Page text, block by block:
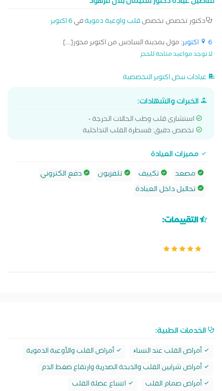
دكتور تخصص تخصصقلب واوعية دمويةفي6 اكتوبر
6 اكتوبر
: مول بمدينة السادس من اكتوبر محور[...]
لا توجد مواعيد متاحة للحجز
عيادات نبض اكتوبر التخصصية
الخبرات والشهادات:
استشارى قلب وطب الحالات الحرجة -
تخصص دقيق: قسطرة القلب التداخلية
مميزات العيادة
مصعد
تكييف تلفزيون
دفع الكتروني
تحاليل داخل العيادة
التقييمات:
الخدمات الطبية:
أمراض القلب عند النساﺀ
أمراض القلب والأوعية الدموية
أمراض شرايين القلب والذبحة الصدرية وارتقاع ضغط الدم
أمراض صمام القلب
اتساع عضلة القلب